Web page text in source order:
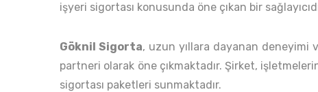
işyeri sigortası konusunda öne çıkan bir
Göknil Sigorta, uzun yıllara dayanan deneyimi
partneri olarak öne çıkmaktadır. Şirket,
sigortası paketleri sunmaktadır.